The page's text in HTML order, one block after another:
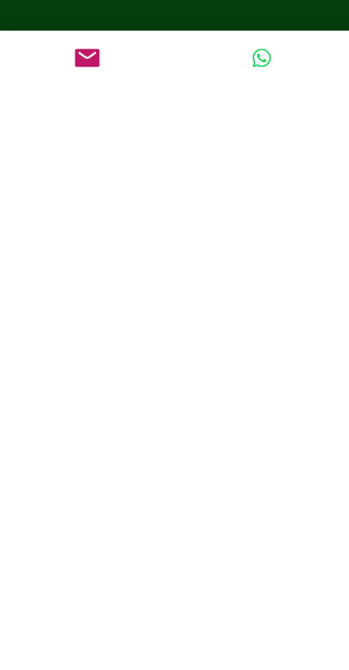
Die Module sind einzeln Buchbar!